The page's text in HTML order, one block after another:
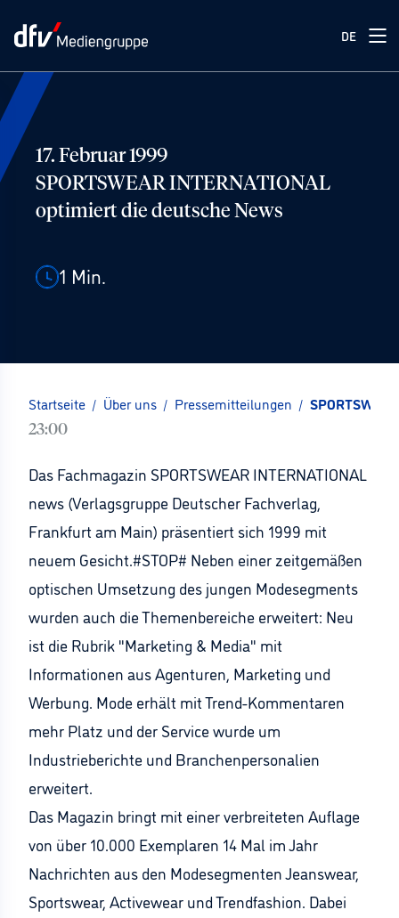
DE
17. Februar 1999
SPORTSWEAR INTERNATIONAL
optimiert die deutsche News
1 Min.
Startseite / Über uns / Pressemitteilungen /
23:00
Das Fachmagazin SPORTSWEAR INTERNATIONAL
news (Verlagsgruppe Deutscher Fachverlag,
Frankfurt am Main) präsentiert sich 1999 mit
neuem Gesicht.#STOP# Neben einer zeitgemäßen
optischen Umsetzung des jungen Modesegments
wurden auch die Themenbereiche erweitert: Neu
ist die Rubrik "Marketing & Media" mit
Informationen aus Agenturen, Marketing und
Werbung. Mode erhält mit Trend-Kommentaren
mehr Platz und der Service wurde um
Industrieberichte und Branchenpersonalien
erweitert.
Das Magazin bringt mit einer verbreiteten Auflage
von über 10.000 Exemplaren 14 Mal im Jahr
Nachrichten aus den Modesegmenten Jeanswear,
Sportswear, Activewear und Trendfashion. Dabei